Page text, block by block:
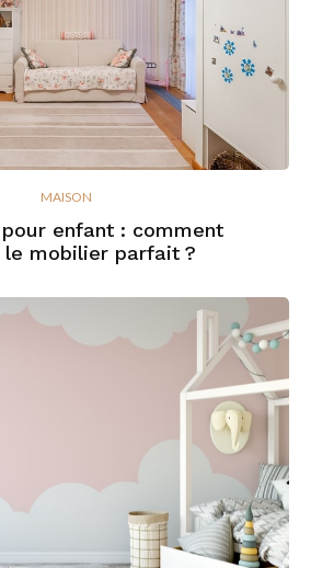
MAISON
enfant : comment
le mobilier parfait ?